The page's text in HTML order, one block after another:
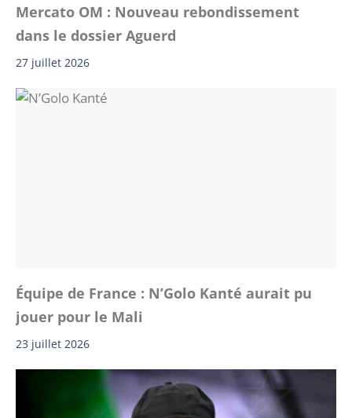
Mercato OM : Nouveau rebondissement
dans le dossier Aguerd
27 juillet 2026
Équipe de France : N’Golo Kanté aurait pu
jouer pour le Mali
23 juillet 2026